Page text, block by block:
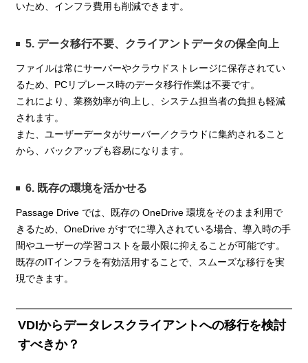
いため、インフラ費用も削減できます。
5. データ移行不要、クライアントデータの保全向上
ファイルは常にサーバーやクラウドストレージに保存されてい
るため、PCリプレース時のデータ移行作業は不要です。
これにより、業務効率が向上し、システム担当者の負担も軽減
されます。
また、ユーザーデータがサーバー／クラウドに集約されること
から、バックアップも容易になります。
6. 既存の環境を活かせる
Passage Drive では、既存の OneDrive 環境をそのまま利用で
きるため、OneDrive がすでに導入されている場合、導入時の手
間やユーザーの学習コストを最小限に抑えることが可能です。
既存のITインフラを有効活用することで、スムーズな移行を実
現できます。
VDIからデータレスクライアントへの移行を検討
すべきか？